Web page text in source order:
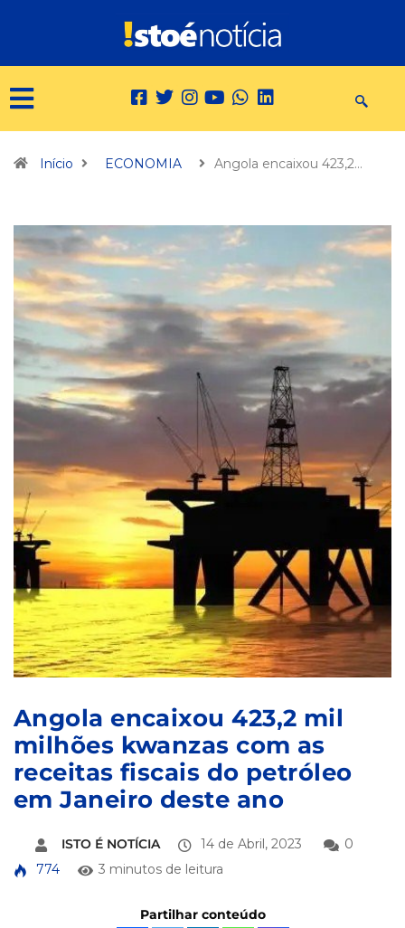
Início ECONOMIA Angola encaixou 423,2…
Angola encaixou 423,2 mil
milhões kwanzas com as
receitas fiscais do petróleo
em Janeiro deste ano
ISTO É NOTÍCIA 14 de Abril, 2023
0
774
3 minutos de leitura
Partilhar conteúdo